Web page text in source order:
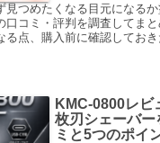
見つめたくなる目元になる
口コミ・評判を調査してま
る点、購入前に確認してお
KMC-0800レビ
枚刃シェーバー
ミと5つのポイ